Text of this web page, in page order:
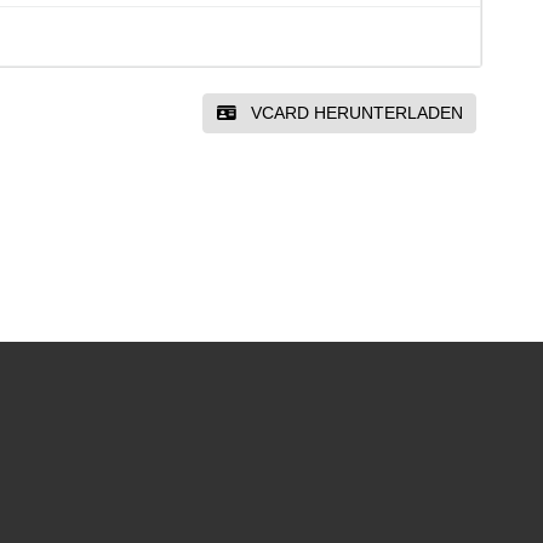
VCARD HERUNTERLADEN